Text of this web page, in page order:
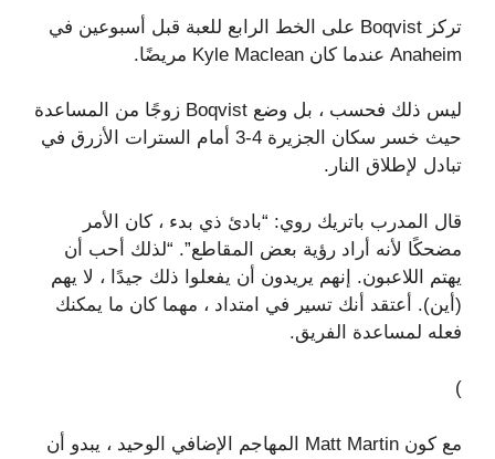
تركز Boqvist على الخط الرابع للعبة قبل أسبوعين في
Anaheim عندما كان Kyle Maclean مريضًا.
ليس ذلك فحسب ، بل وضع Boqvist زوجًا من المساعدة
حيث خسر سكان الجزيرة 4-3 أمام السترات الأزرق في
تبادل لإطلاق النار.
قال المدرب باتريك روي: “بادئ ذي بدء ، كان الأمر
مضحكًا لأنه أراد رؤية بعض المقاطع”. “لذلك أحب أن
يهتم اللاعبون. إنهم يريدون أن يفعلوا ذلك جيدًا ، لا يهم
(أين). أعتقد أنك تسير في امتداد ، مهما كان ما يمكنك
فعله لمساعدة الفريق.
)
مع كون Matt Martin المهاجم الإضافي الوحيد ، يبدو أن